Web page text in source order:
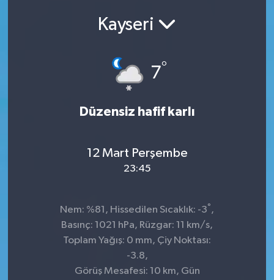
Kayseri
7°
Düzensiz hafif karlı
12 Mart Perşembe
23:45
Nem: %81, Hissedilen Sıcaklık: -3° ,
Basınç: 1021 hPa, Rüzgar: 11 km/s,
Toplam Yağış: 0 mm, Çiy Noktası:
-3.8,
Görüş Mesafesi: 10 km, Gün